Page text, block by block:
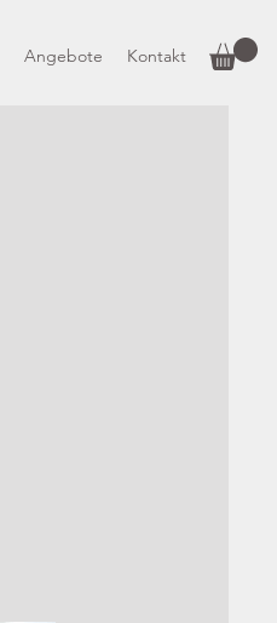
Angebote Kontakt